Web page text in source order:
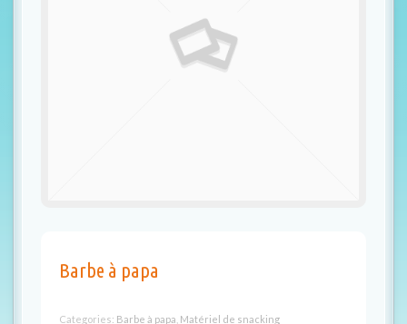
Barbe à papa
Categories: Barbe à papa Matériel de snacking